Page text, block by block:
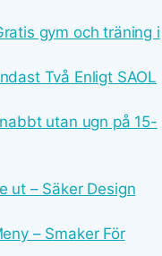
gym och träning i
Två Enligt SAOL
utan ugn på 15-
ut – Säker Design
– Smaker För